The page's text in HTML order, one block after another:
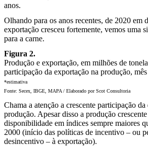
anos.
Olhando para os anos recentes, de 2020 em
exportação cresceu fortemente, vemos uma
para a carne.
Figura 2.
Produção e exportação, em milhões de
participação da exportação na produção,
*estimativa
Fonte: Secex, IBGE, MAPA / Elaborado por Scot Consultoria
Chama a atenção a crescente participação da
produção. Apesar disso a produção
disponibilidade em índices sempre maiores
2000 (início das políticas de incentivo – ou
desincentivo – à exportação).